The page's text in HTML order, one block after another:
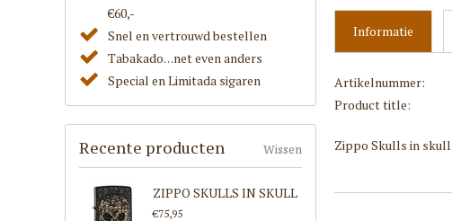
Informatie
Artikelnummer:
Product title:
Zippo Skulls in skull
€60,-
Snel en vertrouwd bestellen
Tabakado. . .net even anders
Special en Limitada sigaren
Recente producten Wissen
ZIPPO SKULLS IN SKULL
€75,95